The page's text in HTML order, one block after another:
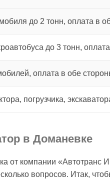
до 2 тонн, оплата в
до 3 тонн,
оплата в обе
погрузчика,
в Доманевке
от компании «Автотранс
вопросов. Итак,